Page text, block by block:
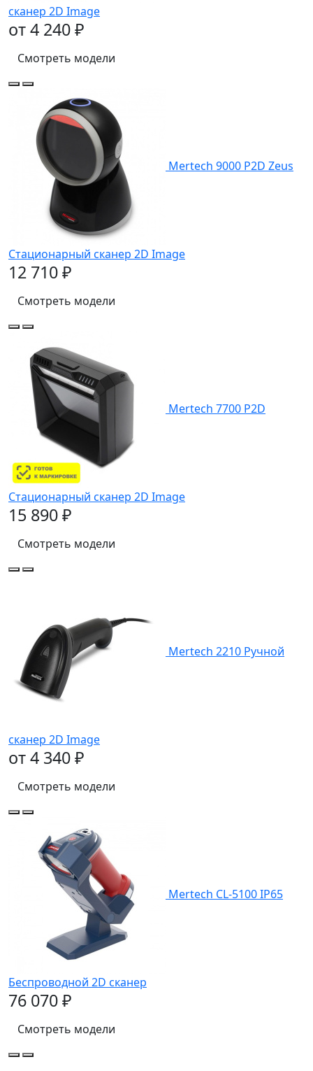
сканер 2D Image
от 4 240 ₽
Смотреть модели
Mertech 9000 P2D Zeus
Стационарный сканер 2D Image
12 710 ₽
Смотреть модели
Mertech 7700 P2D
Стационарный сканер 2D Image
15 890 ₽
Смотреть модели
Mertech 2210 Ручной
сканер 2D Image
от 4 340 ₽
Смотреть модели
Mertech CL-5100 IP65
Беспроводной 2D сканер
76 070 ₽
Смотреть модели